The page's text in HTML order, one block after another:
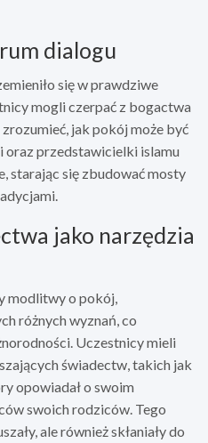
dialogu
się w prawdziwe
mogli czerpać z bogactwa
jak pokój może być
oraz przedstawicielki islamu
starając się zbudować mosty
jako narzędzia
modlitwy o pokój,
różnych wyznań, co
Uczestnicy mieli
świadectw, takich jak
opowiadał o swoim
swoich rodziców. Tego
ale również skłaniały do